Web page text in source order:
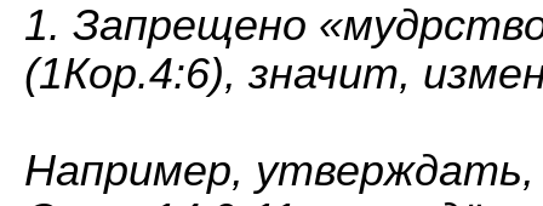
1. Запрещено
(1Кор.4:6), значит,
Например, утверждать,